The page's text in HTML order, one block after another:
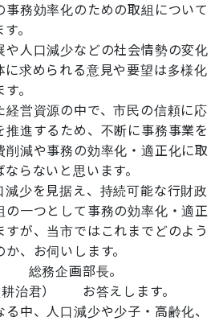
務効率化のための取組について
。
人口減少などの社会情勢の変化
に求められる意見や要望は多様化
。
営資源の中で、市民の信頼に応
推進するため、不断に事務事業を
削減や事務の効率化・適正化に取
らないと思います。
少を見据え、持続可能な行財政
の一つとして事務の効率化・適正
が、当市ではこれまでどのよう
、お伺いします。
総務企画部長。
耕治君） お答えします。
中、人口減少や少子・高齢化、